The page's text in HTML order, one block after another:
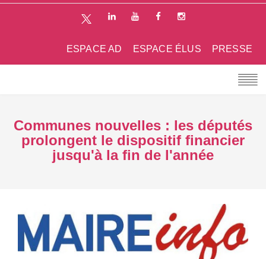
PRESSE
ESPACE ÉLUS
ESPACE AD
Communes nouvelles : les députés
prolongent le dispositif financier
jusqu'à la fin de l'année